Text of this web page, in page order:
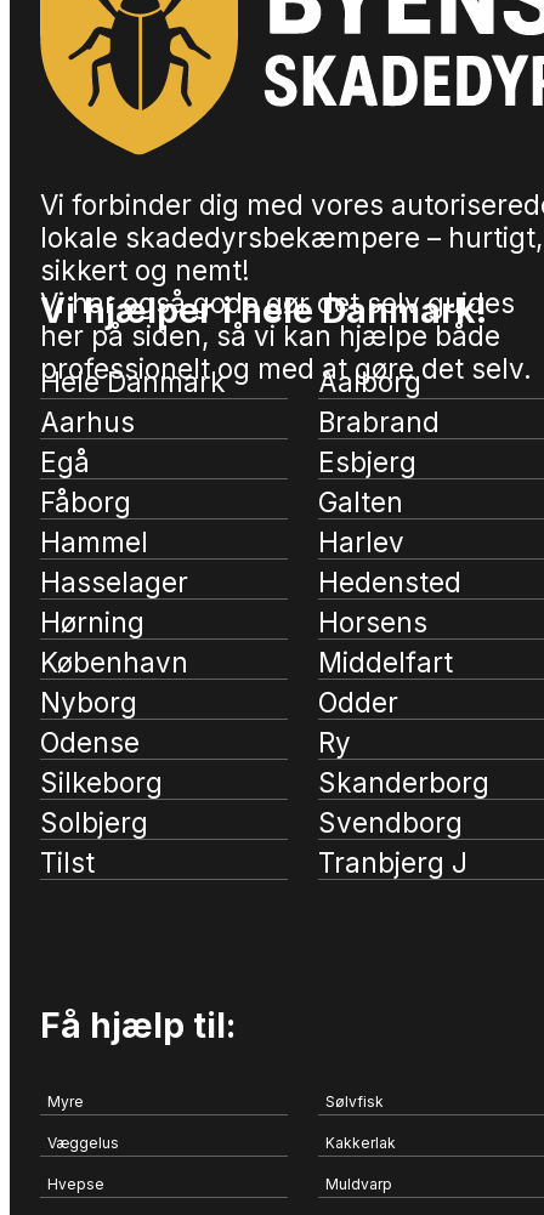
Vi forbinder dig med vores
lokale skadedyrsbekæmpere – hurtigt,
sikkert og nemt!
Vi har også gode gør det selv guides
her på siden, så vi kan hjælpe både
professionelt og med at gøre det selv.
Vi hjælper i hele Danmark!
Hele Danmark
Aalborg
Aarhus
Brabrand
Egå
Esbjerg
Fåborg
Galten
Hammel
Harlev
Hasselager
Hedensted
Hørning
Horsens
København
Middelfart
Nyborg
Odder
Odense
Ry
Silkeborg
Skanderborg
Solbjerg
Svendborg
Tilst
Tranbjerg J
Få hjælp til:
Myre Sølvfisk
Væggelus Kakkerlak
Hvepse Muldvarp